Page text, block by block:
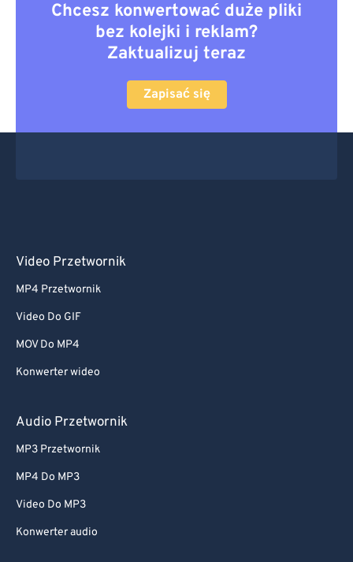
Chcesz konwertować duże pliki
bez kolejki i reklam?
Zaktualizuj teraz
Zapisać się
Video Przetwornik
MP4 Przetwornik
Video Do GIF
MOV Do MP4
Konwerter wideo
Audio Przetwornik
MP3 Przetwornik
MP4 Do MP3
Video Do MP3
Konwerter audio